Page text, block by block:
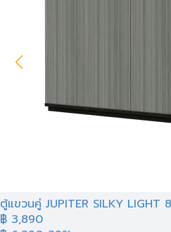
ตู้แขวนคู่ JUPITER SILKY LIGHT
฿ 3,890